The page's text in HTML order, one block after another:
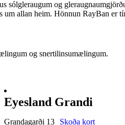
og
allan heim. Hönnun RayBan er
og snertilinsumælingum.
Eyesland Grandi
Grandagarði 13 Skoða kort